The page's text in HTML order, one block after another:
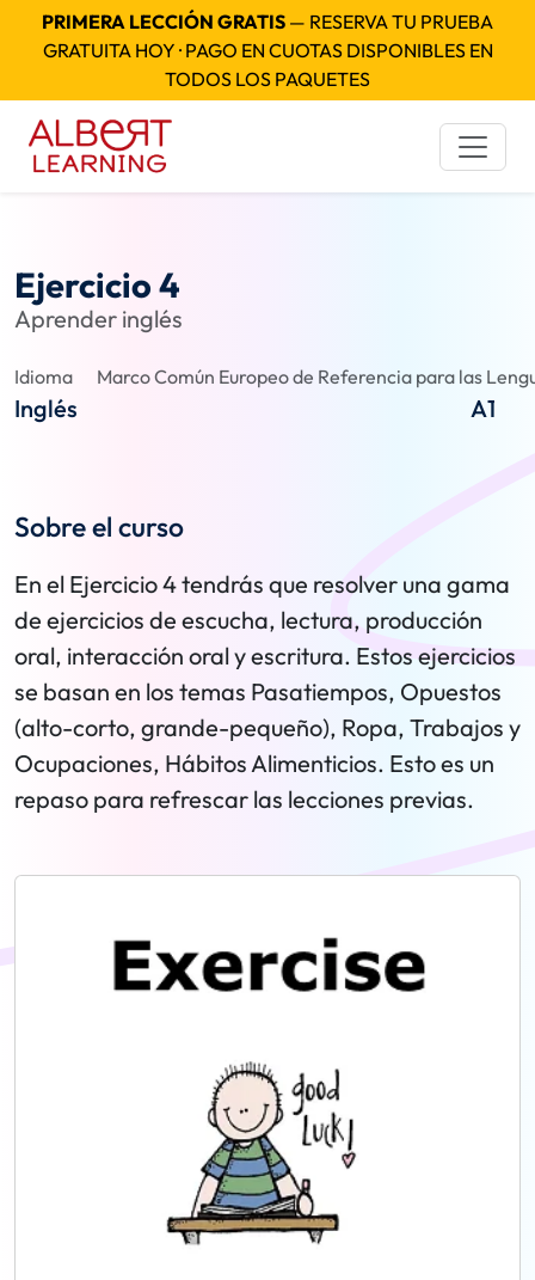
PRIMERA LECCIÓN GRATIS — RESERVA TU PRUEBA
GRATUITA HOY · PAGO EN CUOTAS DISPONIBLES EN
TODOS LOS PAQUETES
Ejercicio 4
Aprender inglés
Idioma
Inglés
Marco Común Europeo de Referencia para las
A1
Sobre el curso
En el Ejercicio 4 tendrás que resolver una gama
de ejercicios de escucha, lectura, producción
oral, interacción oral y escritura. Estos ejercicios
se basan en los temas Pasatiempos, Opuestos
(alto-corto, grande-pequeño), Ropa, Trabajos y
Ocupaciones, Hábitos Alimenticios. Esto es un
repaso para refrescar las lecciones previas.